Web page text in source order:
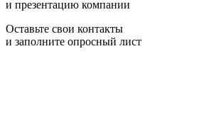
и презентацию компании
Оставьте свои контакты
и заполните опросный лист